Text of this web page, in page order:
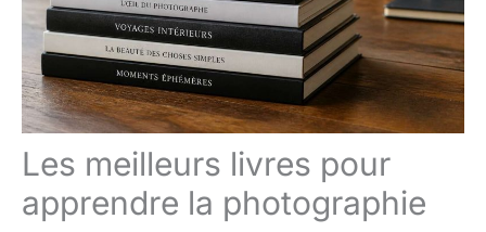
Les meilleurs livres pour
apprendre la photographie